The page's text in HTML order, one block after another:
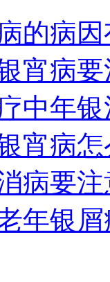
的病
宵病
中年
宵病
病要
年银